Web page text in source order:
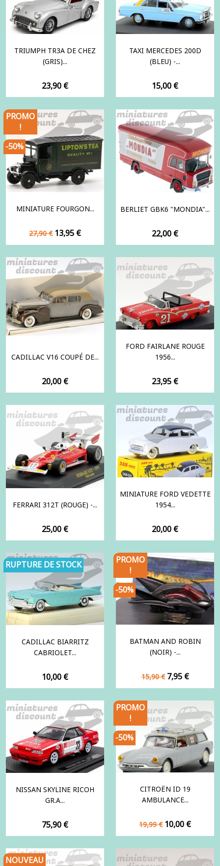
TRIUMPH TR3A DE CHEZ
(GRIS)...
Prix
23,90 €
TAXI MERCEDES 200D
(BLEU) -...
Prix
15,00 €
MINIATURE FOURGON...
Prix
de
27,90 € Prix
13,95 €
PROMO
!
-50%
BERLIET GBK6 "MONDIA"...
Prix
22,00 €
CADILLAC V16 COUPÉ DE...
Prix
20,00 €
FORD FAIRLANE ROUGE
1956...
Prix
23,95 €
FERRARI 312T (ROUGE) -...
Prix
25,00 €
MINIATURE FORD VEDETTE
1954...
Prix
20,00 €
CADILLAC BIARRITZ
CABRIOLET...
Prix
10,00 €
RUPTURE DE STOCK
BATMAN AND ROBIN
(NOIR) -...
Prix
de
15,90 € Prix
7,95 €
PROMO
!
-50%
NISSAN SKYLINE RICOH
GR.A...
Prix
75,90 €
CITROËN ID 19
AMBULANCE...
Prix
de
19,99 € Prix
10,00 €
PROMO
!
-50%
NOUVEAU